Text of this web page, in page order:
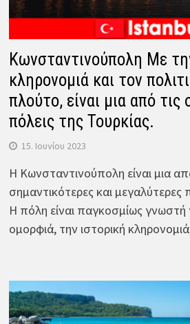
Κωνσταντινούπολη Με
κληρονομιά και τον
πλούτο, είναι μια από τις
πόλεις της Τουρκίας.
15. Ιουνίου 2023
Η Κωνσταντινούπολη είναι μια
σημαντικότερες και μεγαλύτερες
Η πόλη είναι παγκοσμίως γνωστή
ομορφιά, την ιστορική